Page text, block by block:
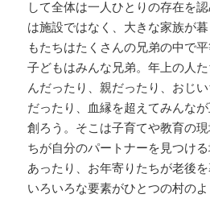
して全体は一人ひとりの存在を
は施設ではなく、大きな家族が
もたちはたくさんの兄弟の中で
子どもはみんな兄弟。年上の人
んだったり、親だったり、おじ
だったり、血縁を超えてみんな
創ろう。そこは子育てや教育の
ちが自分のパートナーを見つけ
あったり、お年寄りたちが老後を
いろいろな要素がひとつの村のよ